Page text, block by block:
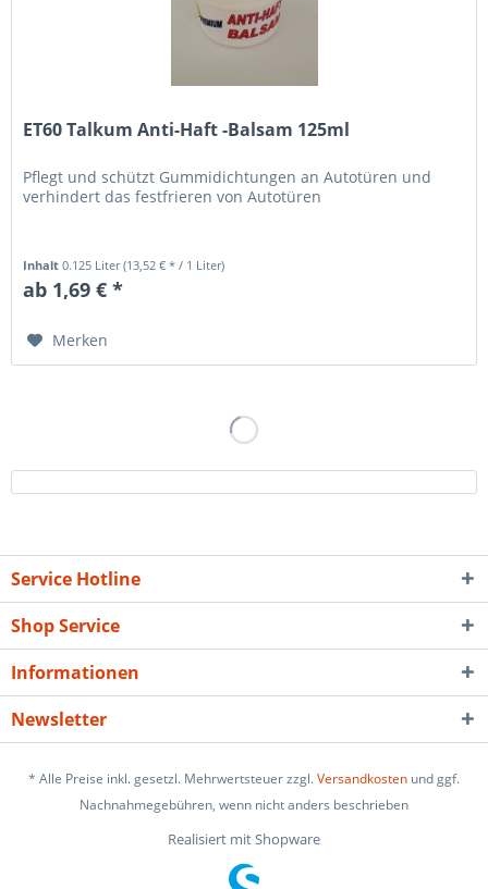
ET60 Talkum Anti-Haft -Balsam 125ml
Pflegt und schützt Gummidichtungen an Autotüren und
verhindert das festfrieren von Autotüren
Inhalt0.125 Liter(13,52 € * / 1 Liter)
ab 1,69 € *
Merken
Service Hotline
Shop Service
Informationen
Newsletter
* Alle Preise inkl. gesetzl. Mehrwertsteuer zzgl.Versandkosten und ggf.
Nachnahmegebühren, wenn nicht anders beschrieben
Realisiert mit Shopware